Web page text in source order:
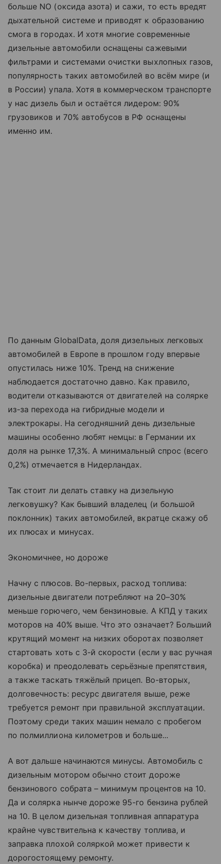
больше NO (оксида азота) и сажи, то есть вредят
дыхательной системе и приводят к образованию
смога в городах. И хотя многие современные
дизельные автомобили оснащены сажевыми
фильтрами и системами очистки выхлопных газов,
популярность таких автомобилей во всём мире (и
в России) упала. Хотя в коммерческом транспорте
у нас дизель был и остаётся лидером: 90%
грузовиков и 70% автобусов в РФ оснащены
именно им.
По данным GlobalData, доля дизельных легковых
автомобилей в Европе в прошлом году впервые
опустилась ниже 10%. Тренд на снижение
наблюдается достаточно давно. Как правило,
водители отказываются от двигателей на солярке
из-за перехода на гибридные модели и
электрокары. На сегодняшний день дизельные
машины особенно любят немцы: в Германии их
доля на рынке 17,3%. А минимальный спрос (всего
0,2%) отмечается в Нидерландах.
Так стоит ли делать ставку на дизельную
легковушку? Как бывший владелец (и большой
поклонник) таких автомобилей, вкратце скажу об
их плюсах и минусах.
Экономичнее, но дороже
Начну с плюсов. Во-первых, расход топлива:
дизельные двигатели потребляют на 20–30%
меньше горючего, чем бензиновые. А КПД у таких
моторов на 40% выше. Что это означает? Больший
крутящий момент на низких оборотах позволяет
стартовать хоть с 3-й скорости (если у вас ручная
коробка) и преодолевать серьёзные препятствия,
а также таскать тяжёлый прицеп. Во-вторых,
долговечность: ресурс двигателя выше, реже
требуется ремонт при правильной эксплуатации.
Поэтому среди таких машин немало с пробегом
по полмиллиона километров и больше...
А вот дальше начинаются минусы. Автомобиль с
дизельным мотором обычно стоит дороже
бензинового собрата – минимум процентов на 10.
Да и солярка нынче дороже ­95-го бензина рублей
на 10. В целом дизельная топливная аппаратура
крайне чувствительна к качеству топлива, и
заправка плохой соляркой может привести к
дорогостоящему ремонту.